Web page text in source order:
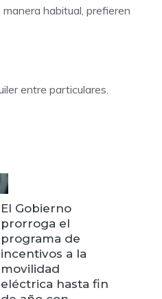
habitual, prefieren
entre particulares,
El Gobierno
prorroga el
programa de
incentivos a la
movilidad
eléctrica hasta fin